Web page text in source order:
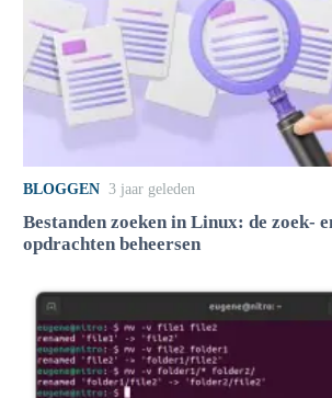
BLOGGEN 3 jaar geleden
Bestanden zoeken in Linux: de zoek-
opdrachten beheersen